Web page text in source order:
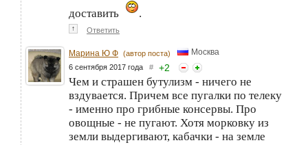
доставить
.
↑ Ответить
Марина Ю Ф (автор поста) Москва
6 сентября 2017 года # +2
Чем и страшен бутулизм - ничего не
вздувается. Причем все пугалки по телеку
- именно про грибные консервы. Про
овощные - не пугают. Хотя морковку из
земли выдергивают, кабачки - на земле